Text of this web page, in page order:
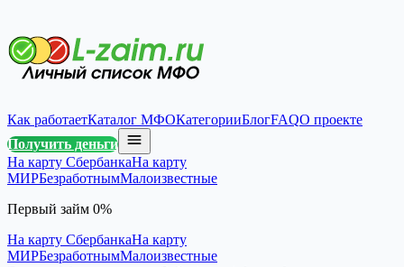
Как работаетКаталог МФОКатегорииБлогFAQО проекте
Получить деньги
На карту СбербанкаНа карту
МИРБезработнымМалоизвестные
Первый займ 0%
На карту СбербанкаНа карту
МИРБезработнымМалоизвестные